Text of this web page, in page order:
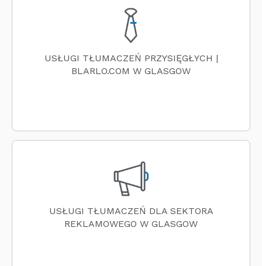
USŁUGI TŁUMACZEŃ PRZYSIĘGŁYCH |
BLARLO.COM W GLASGOW
USŁUGI TŁUMACZEŃ DLA SEKTORA
REKLAMOWEGO W GLASGOW